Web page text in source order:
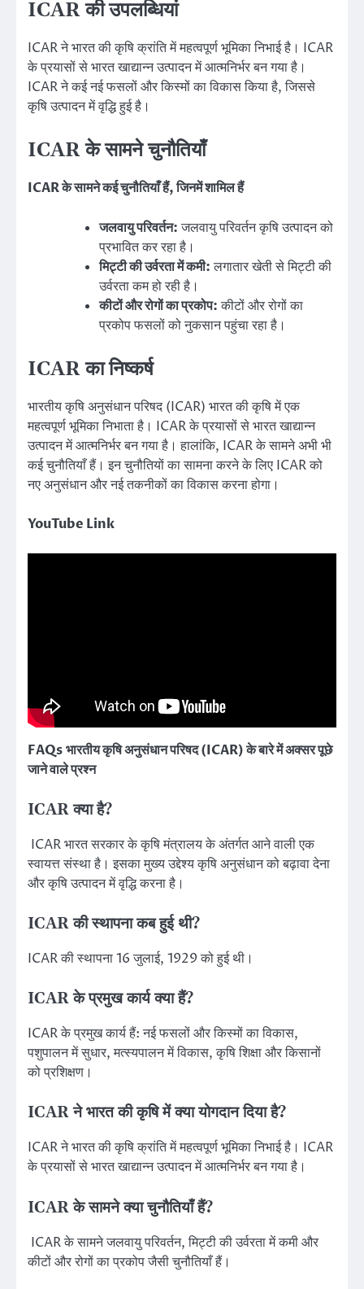
ICAR की उपलब्धियां
ICAR ने भारत की कृषि क्रांति में महत्वपूर्ण भूमिका निभाई है। ICAR
के प्रयासों से भारत खाद्यान्न उत्पादन में आत्मनिर्भर बन गया है।
ICAR ने कई नई फसलों और किस्मों का विकास किया है, जिससे
कृषि उत्पादन में वृद्धि हुई है।
ICAR के सामने चुनौतियाँ
ICAR के सामने कई चुनौतियाँ हैं, जिनमें शामिल हैं
जलवायु परिवर्तन:जलवायु परिवर्तन कृषि उत्पादन को
प्रभावित कर रहा है।
मिट्टी की उर्वरता में कमी:लगातार खेती से मिट्टी की
उर्वरता कम हो रही है।
कीटों और रोगों का प्रकोप:कीटों और रोगों का
प्रकोप फसलों को नुकसान पहुंचा रहा है।
ICAR का निष्कर्ष
भारतीय कृषि अनुसंधान परिषद (ICAR) भारत की कृषि में एक
महत्वपूर्ण भूमिका निभाता है। ICAR के प्रयासों से भारत खाद्यान्न
उत्पादन में आत्मनिर्भर बन गया है। हालांकि, ICAR के सामने अभी भी
कई चुनौतियाँ हैं। इन चुनौतियों का सामना करने के लिए ICAR को
नए अनुसंधान और नई तकनीकों का विकास करना होगा।
YouTube Link
FAQsभारतीय कृषि अनुसंधान परिषद (ICAR) के बारे में अक्सर पूछे
जाने वाले प्रश्न
ICAR क्या है?
ICAR भारत सरकार के कृषि मंत्रालय के अंतर्गत आने वाली एक
स्वायत्त संस्था है। इसका मुख्य उद्देश्य कृषि अनुसंधान को बढ़ावा देना
और कृषि उत्पादन में वृद्धि करना है।
ICAR की स्थापना कब हुई थी?
ICAR की स्थापना 16 जुलाई, 1929 को हुई थी।
ICAR के प्रमुख कार्य क्या हैं?
ICAR के प्रमुख कार्य हैं: नई फसलों और किस्मों का विकास,
पशुपालन में सुधार, मत्स्यपालन में विकास, कृषि शिक्षा और किसानों
को प्रशिक्षण।
ICAR ने भारत की कृषि में क्या योगदान दिया है?
ICAR ने भारत की कृषि क्रांति में महत्वपूर्ण भूमिका निभाई है। ICAR
के प्रयासों से भारत खाद्यान्न उत्पादन में आत्मनिर्भर बन गया है।
ICAR के सामने क्या चुनौतियाँ हैं?
ICAR के सामने जलवायु परिवर्तन, मिट्टी की उर्वरता में कमी और
कीटों और रोगों का प्रकोप जैसी चुनौतियाँ हैं।